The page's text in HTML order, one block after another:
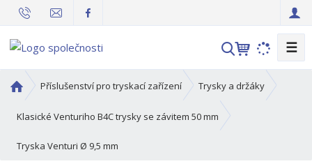
V
h
☰
v
o
n
Příslušenství pro tryskací zařízení Trysky a držáky
Klasické Venturiho B4C trysky se závitem 50 mm
Tryska Venturi Ø 9,5 mm